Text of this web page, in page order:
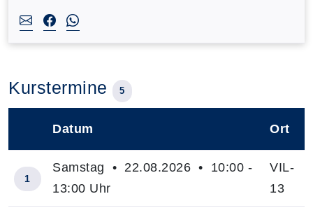
Kurstermine 5
Datum Ort
1
Samstag • 22.08.2026 • 10:00 -
13:00 Uhr
VIL-
13